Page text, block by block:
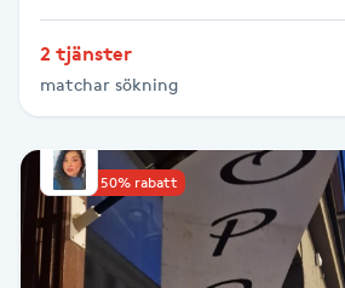
Idrottsmassage
IPL
IPL hårborttagning
IR-massage
2 tjänster
matchar sökning
Upp till 50% rabatt